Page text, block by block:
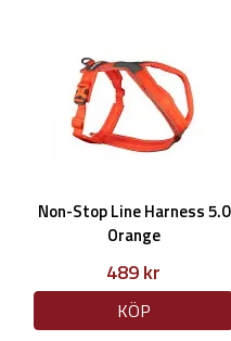
Non-Stop Line Harness 5.0
Orange
489 kr
KÖP